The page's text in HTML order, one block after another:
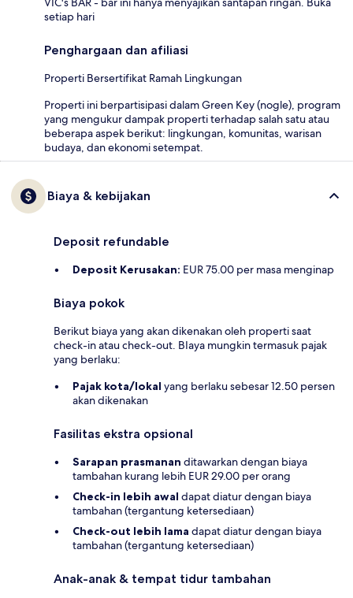
setiap hari
Penghargaan dan afiliasi
Properti Bersertifikat Ramah Lingkungan
Properti ini berpartisipasi dalam Green Key (nogle), program
yang mengukur dampak properti terhadap salah satu atau
beberapa aspek berikut: lingkungan, komunitas, warisan
budaya, dan ekonomi setempat.
Biaya & kebijakan
Deposit refundable
Deposit Kerusakan: EUR 75.00 per masa menginap
Biaya pokok
Berikut biaya yang akan dikenakan oleh properti saat
check-in atau check-out. BIaya mungkin termasuk pajak
yang berlaku:
Pajak kota/lokal yang berlaku sebesar 12.50 persen
akan dikenakan
Fasilitas ekstra opsional
Sarapan prasmanan ditawarkan dengan biaya
tambahan kurang lebih EUR 29.00 per orang
Check-in lebih awal dapat diatur dengan biaya
tambahan (tergantung ketersediaan)
Check-out lebih lama dapat diatur dengan biaya
tambahan (tergantung ketersediaan)
Anak-anak & tempat tidur tambahan